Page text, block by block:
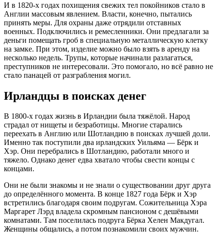
И в 1820-х годах похищения свежих тел покойников стало в
Англии массовым явлением. Власти, конечно, пытались
принять меры. Для охраны даже отрядили отставных
военных. Подключились и ремесленники. Они предлагали за
деньги помещать гроб в специальную металлическую клетку
на замке. При этом, изделие можно было взять в аренду на
несколько недель. Трупы, которые начинали разлагаться,
преступников не интересовали. Это помогало, но всё равно не
стало панацей от разграбления могил.
Ирландцы в поисках денег
В 1800-х годах жизнь в Ирландии была тяжёлой. Народ
страдал от нищеты и безработицы. Многие старались
переехать в Англию или Шотландию в поисках лучшей доли.
Именно так поступили два ирландских Уильяма — Бёрк и
Хэр. Они перебрались в Шотландию, работали много и
тяжело. Однако денег едва хватало чтобы свести концы с
концами.
Они не были знакомы и не знали о существовании друг друга
до определённого момента. В конце 1827 года Бёрк и Хэр
встретились благодаря своим подругам. Сожительница Хэра
Маргарет Лэрд владела скромным пансионом с дешёвыми
комнатами. Там поселилась подруга Бёрка Хелен Макдугал.
Женщины общались, а потом познакомили своих мужчин.